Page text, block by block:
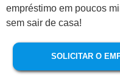
empréstimo em poucos
sem sair de casa!
SOLICITAR O